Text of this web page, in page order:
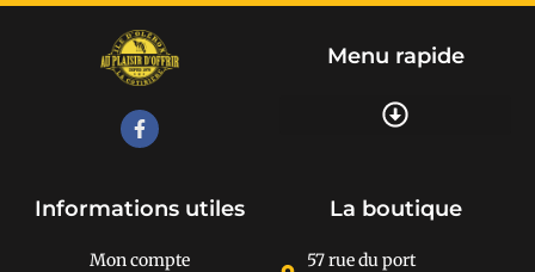
Menu rapide
Informations utiles
Mon compte
La boutique
57 rue du port